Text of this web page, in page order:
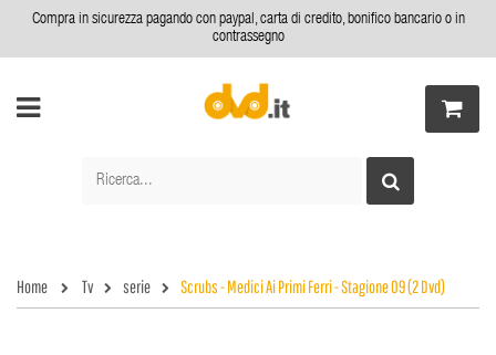
Compra in sicurezza pagando con paypal, carta di credito, bonifico bancario o in
contrassegno
Home Tv serie Scrubs - Medici Ai Primi Ferri - Stagione 09 (2 Dvd)